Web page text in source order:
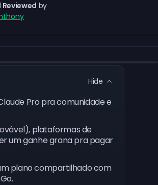
Reviewed by
Hide
Pro pra comunidade e
plataformas de
um ganhe grana pra pagar
plano compartilhado com